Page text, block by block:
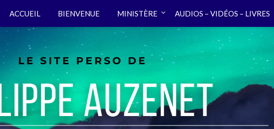
ACCUEIL BIENVENUE MINISTÈRE AUDIOS – VIDÉOS – LIVRES